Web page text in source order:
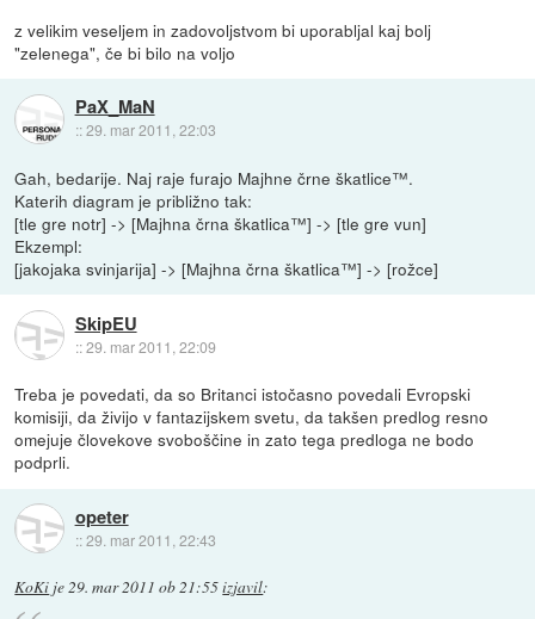
z velikim veseljem in zadovoljstvom bi uporabljal kaj bolj
"zelenega", če bi bilo na voljo
PaX_MaN
::29. mar 2011, 22:03
Gah, bedarije. Naj raje furajo Majhne črne škatlice™.
Katerih diagram je približno tak:
[tle gre notr] -> [Majhna črna škatlica™] -> [tle gre vun]
Ekzempl:
[jakojaka svinjarija] -> [Majhna črna škatlica™] -> [rožce]
SkipEU
::29. mar 2011, 22:09
Treba je povedati, da so Britanci istočasno povedali Evropski
komisiji, da živijo v fantazijskem svetu, da takšen predlog resno
omejuje človekove svoboščine in zato tega predloga ne bodo
podprli.
opeter
::29. mar 2011, 22:43
KoKi je29. mar 2011 ob 21:55izjavil: